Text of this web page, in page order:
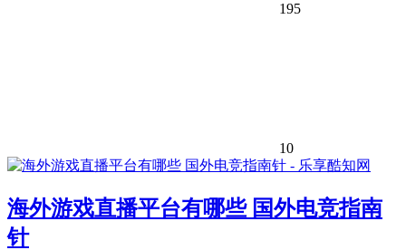
195
10
海外游戏直播平台有哪些 国外电竞指南
针